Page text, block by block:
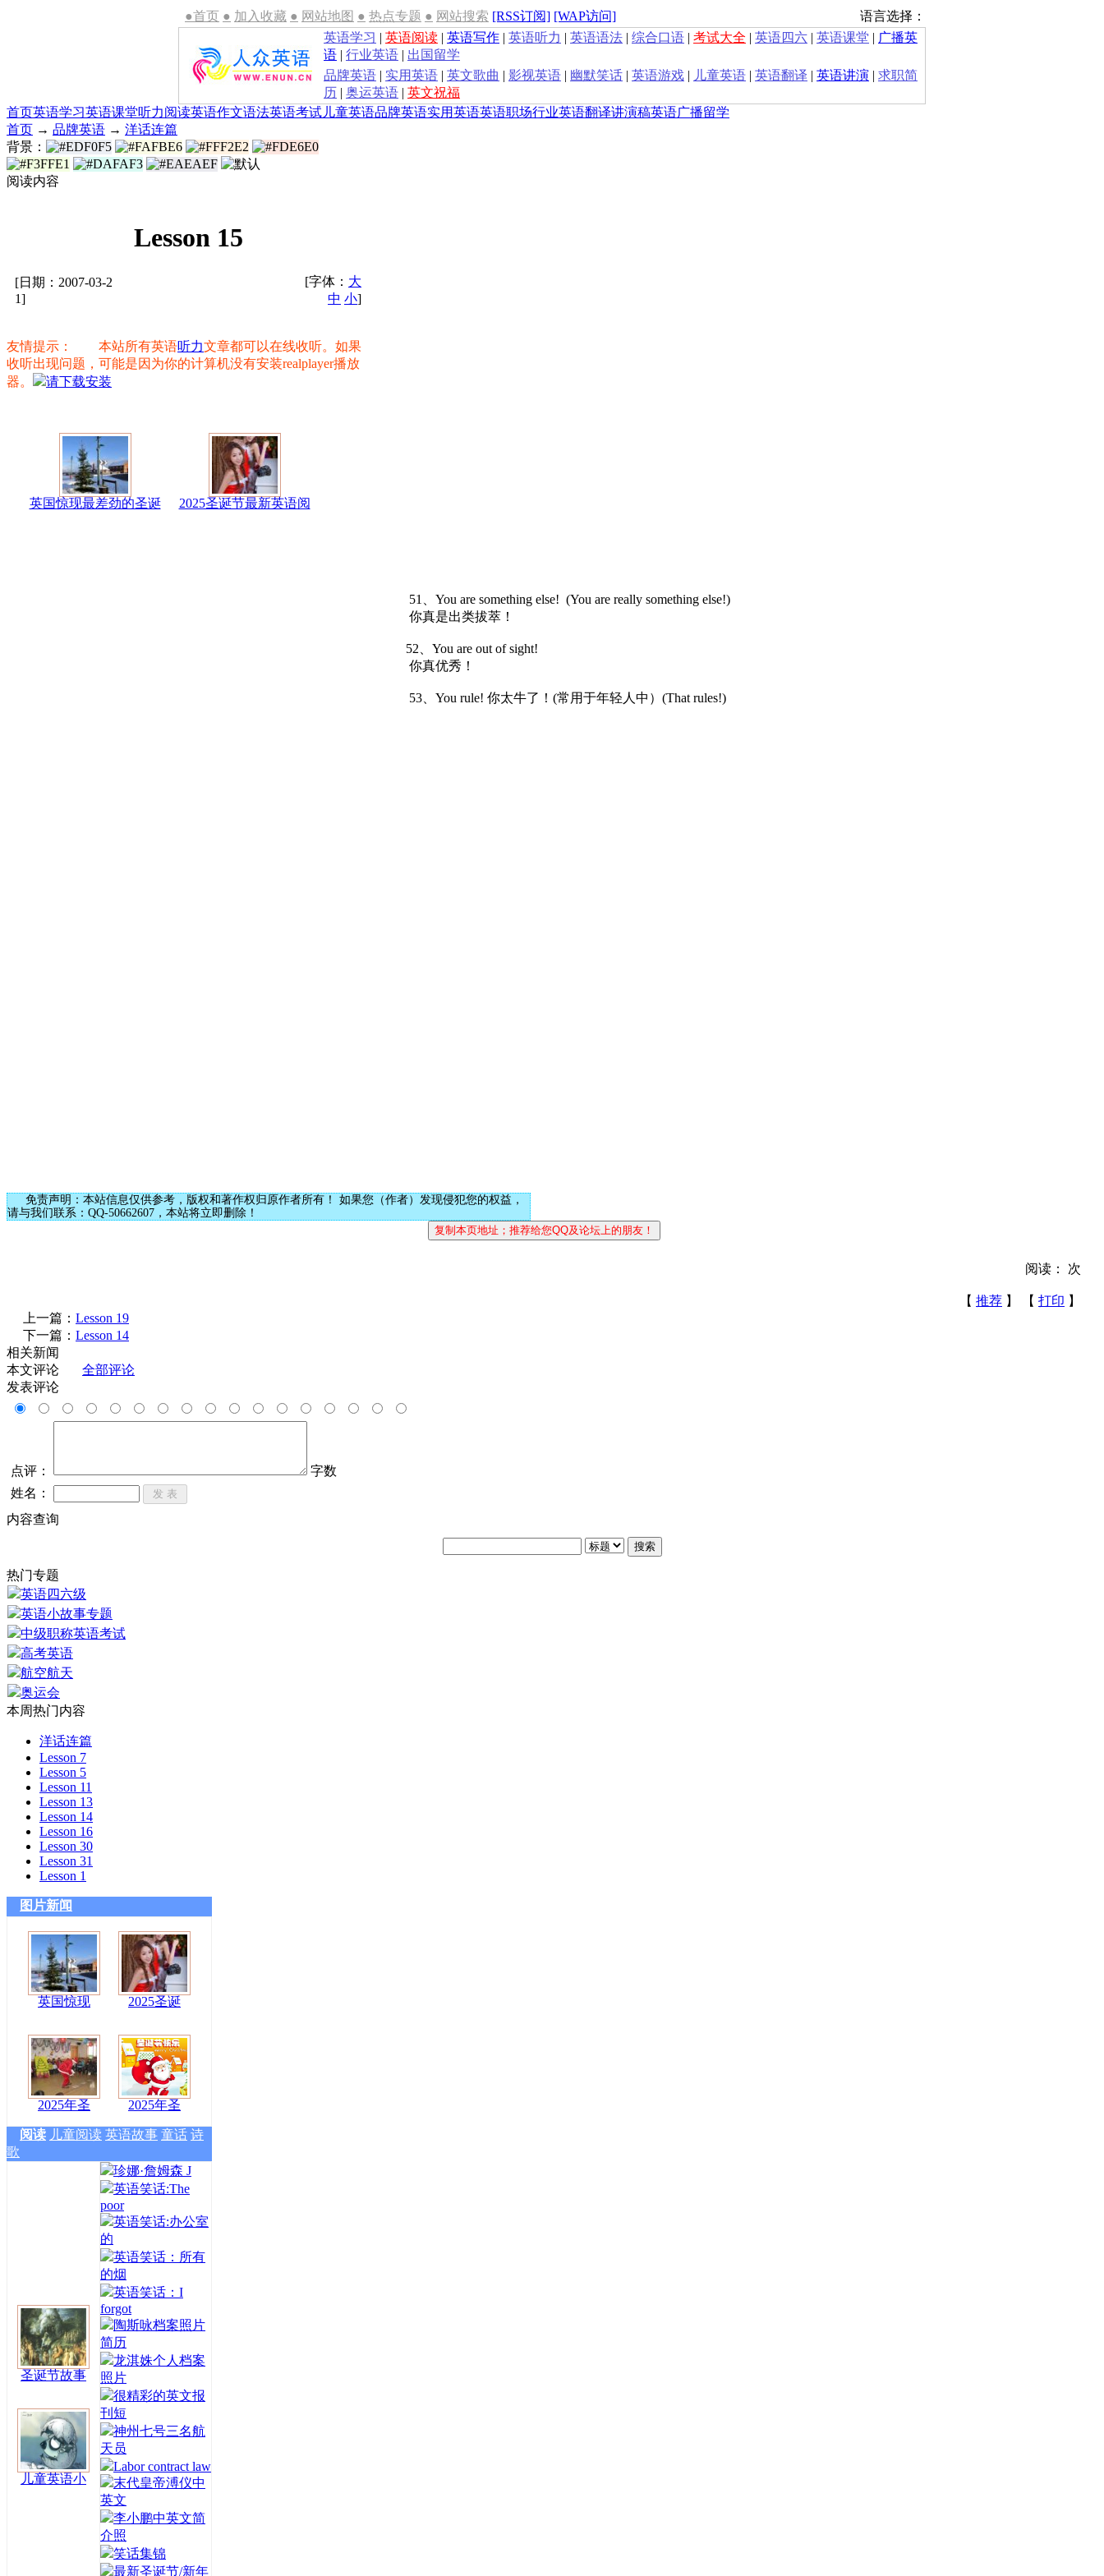
●首页 ● 加入收藏 ● 网站地图 ● 热点专题 ● 网站搜索 [RSS订阅] [WAP访问]
语言选择：
英语学习 | 英语阅读 | 英语写作 | 英语听力 | 英语语法 | 综合口语 | 考试大全 | 英语四六 | 英语课堂 | 广播英
语 | 行业英语 | 出国留学
品牌英语 | 实用英语 | 英文歌曲 | 影视英语 | 幽默笑话 | 英语游戏 | 儿童英语 | 英语翻译 | 英语讲演 | 求职简
历 | 奥运英语 | 英文祝福
首页英语学习英语课堂听力阅读英语作文语法英语考试 儿童英语品牌英语实用英语英语职场行业英语翻译讲演稿英语广播留学
首页 → 品牌英语 → 洋话连篇
背景：
阅读内容
Lesson 15
[日期：2007-03-2
1]
[字体： 大
中 小]
友情提示： 本站所有英语听力文章都可以在线收听。如果
收听出现问题，可能是因为你的计算机没有安装realplayer播放
器。
请下载安装
英国惊现最差劲的圣诞 2025圣诞节最新英语阅
51、You are something else! (You are really something else!)
你真是出类拔萃！
52、You are out of sight!
你真优秀！
53、You rule! 你太牛了！(常用于年轻人中）(That rules!)
免责声明：本站信息仅供参考，版权和著作权归原作者所有！ 如果您（作者）发现侵犯您的权益，
请与我们联系：QQ-50662607，本站将立即删除！
阅读： 次
【 推荐 】 【 打印 】
上一篇： Lesson 19
下一篇： Lesson 14
相关新闻
本文评论
全部评论
发表评论
点评：
字数
姓名：
内容查询
热门专题
英语四六级
英语小故事专题
中级职称英语考试
高考英语
航空航天
奥运会
本周热门内容
洋话连篇
Lesson 7
Lesson 5
Lesson 11
Lesson 13
Lesson 14
Lesson 16
Lesson 30
Lesson 31
Lesson 1
图片新闻
英国惊现 2025圣诞
2025年圣 2025年圣
阅读 儿童阅读 英语故事 童话 诗
歌
圣诞节故事
儿童英语小
珍娜·詹姆森 J
英语笑话:The
poor
英语笑话:办公室
的
英语笑话：所有
的烟
英语笑话：I
forgot
陶斯咏档案照片
简历
龙淇姝个人档案
照片
很精彩的英文报
刊短
神州七号三名航
天员
Labor contract law
末代皇帝溥仪中
英文
李小鹏中英文简
介照
笑话集锦
最新圣诞节/新年